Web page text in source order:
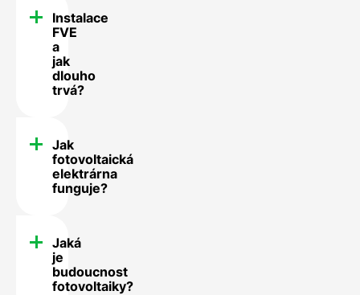
Instalace
FVE
a
jak
dlouho
trvá?
Jak
fotovoltaická
elektrárna
funguje?
Jaká
je
budoucnost
fotovoltaiky?